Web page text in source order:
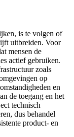
is te volgen of
uitbreiden. Voor
mensen de
actief gebruiken.
zoals
op
en
de toegang en het
technisch
dus behandel
product- en